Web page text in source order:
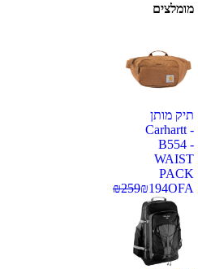
מומלצים
תיק מותן
Carhartt -
B554 -
WAIST
PACK
OFA
₪194
₪259